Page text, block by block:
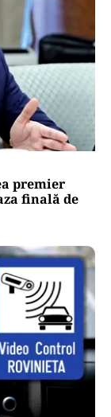
premier
finală de